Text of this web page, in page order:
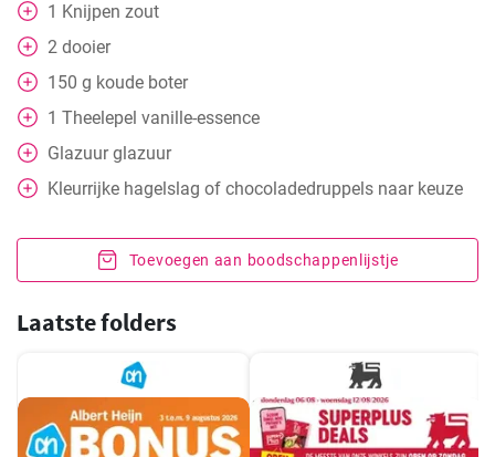
1 Knijpen zout
2 dooier
150 g koude boter
1 Theelepel vanille-essence
Glazuur glazuur
Kleurrijke hagelslag of chocoladedruppels naar keuze
Toevoegen aan boodschappenlijstje
Laatste folders